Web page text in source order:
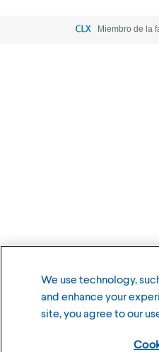
Miembro de la
We use technology,
and enhance your
site, you agree to our